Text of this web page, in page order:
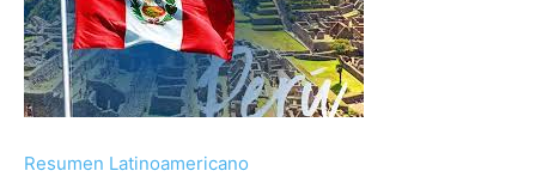
Resumen Latinoamericano